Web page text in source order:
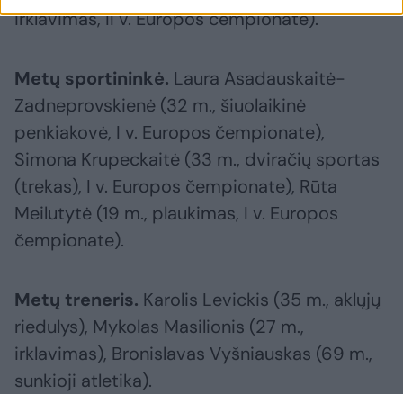
irklavimas, II v. Europos čempionate).
Metų sportininkė. Laura Asadauskaitė-
Zadneprovskienė (32 m., šiuolaikinė
penkiakovė, I v. Europos čempionate),
Simona Krupeckaitė (33 m., dviračių sportas
(trekas), I v. Europos čempionate), Rūta
Meilutytė (19 m., plaukimas, I v. Europos
čempionate).
Metų treneris. Karolis Levickis (35 m., aklųjų
riedulys), Mykolas Masilionis (27 m.,
irklavimas), Bronislavas Vyšniauskas (69 m.,
sunkioji atletika).